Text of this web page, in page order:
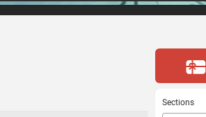
Sections